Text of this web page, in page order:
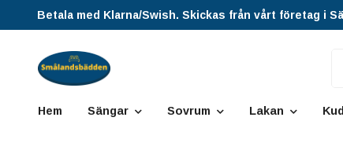
Betala med Klarna/Swish. Skickas från vårt företag i
Hem Sängar Sovrum Lakan